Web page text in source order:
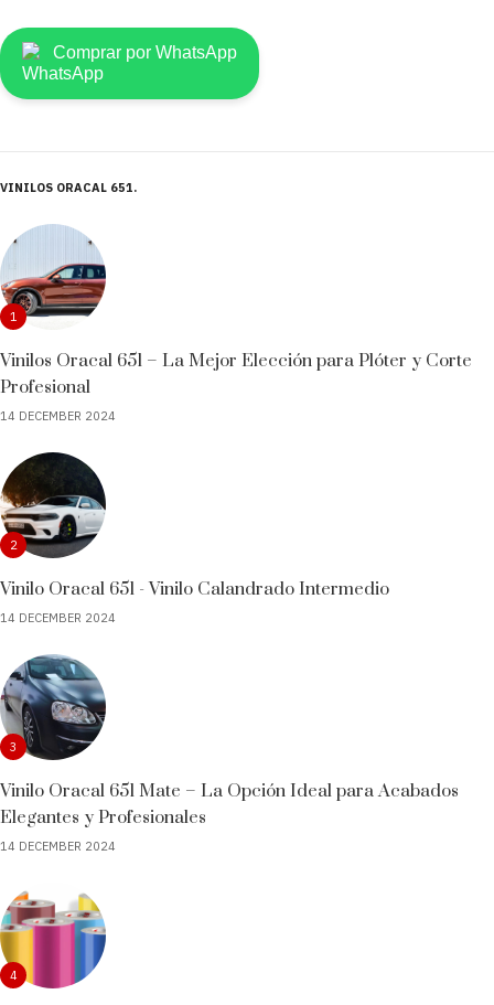
Comprar por WhatsApp
VINILOS ORACAL 651
1
Vinilos Oracal 651 – La Mejor Elección para Plóter y Corte
Profesional
14 DECEMBER 2024
2
Vinilo Oracal 651 - Vinilo Calandrado Intermedio
14 DECEMBER 2024
3
Vinilo Oracal 651 Mate – La Opción Ideal para Acabados
Elegantes y Profesionales
14 DECEMBER 2024
4